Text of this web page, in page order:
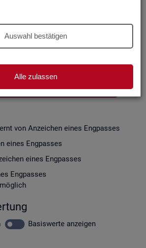
Auswahl bestätigen
Alle zulassen
Viel­fa­che von Zehn ge­run­det (siehe
und die an­ge­zeig­ten Daten.
ENGPASSANALYSE ALS CSV
von An­zei­chen eines Eng­pas­ses
eines Eng­pas­ses
eines Eng­pas­ses
Eng­pas­ses
Ba­sis­wer­te an­zei­gen